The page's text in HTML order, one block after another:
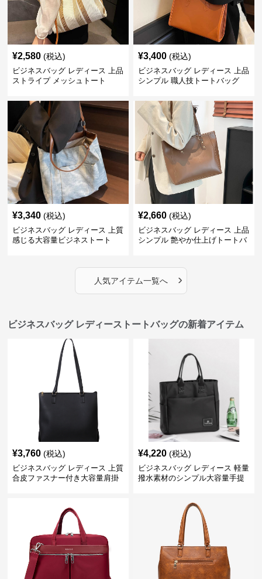
¥2,580 (税込)
ビジネスバッグ レディース 上品
ストライプ メッシュトート
¥3,400 (税込)
ビジネスバッグ レディース 上品
シンプル 職人技トートバッグ
¥3,340 (税込)
ビジネスバッグ レディース 上質
感じる大容量ビジネストート
¥2,660 (税込)
ビジネスバッグ レディース 上品
シンプル 艶やか仕上げトートバ
人気アイテム一覧へ ›
ビジネスバッグ レディーストートバッグの新着アイテム
¥3,760 (税込)
ビジネスバッグ レディース 上質
合皮ファスナー付き大容量肩掛
¥4,220 (税込)
ビジネスバッグ レディース 軽量
撥水素材のシンプル大容量手提